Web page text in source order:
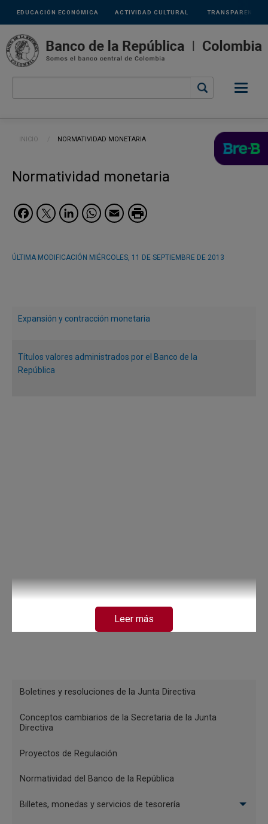
Pasar al contenido principal
Links
secundarios
ACTIVIDAD CULTURAL
EDUCACIÓN ECONÓMICA TRANSPARENCIA
Ruta de navegación
INICIO CURRENT:
NORMATIVIDAD MONETARIA
Normatividad monetaria
Facebook
Twitter
LinkedIn
WhatsApp
Email
ÚLTIMA MODIFICACIÓN MIÉRCOLES, 11 DE SEPTIEMBRE DE 2013
Expansión y contracción monetaria
Títulos valores administrados por el Banco de la
República
Leer más
Menu
Boletines y resoluciones de la Junta Directiva
Conceptos cambiarios de la Secretaria de la Junta
Directiva
Proyectos de Regulación
Normatividad del Banco de la República
Billetes, monedas y servicios de tesorería